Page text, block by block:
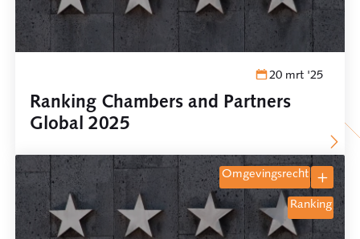
20 mrt '25
Ranking Chambers and Partners
Global 2025
omgevingsrecht
ranking